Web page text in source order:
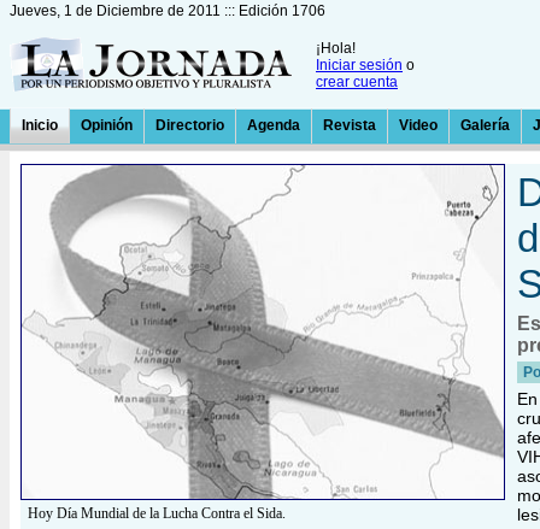
Jueves, 1 de Diciembre de 2011 ::: Edición 1706
¡Hola!
Iniciar sesión o
crear cuenta
Inicio Opinión Directorio Agenda Revista Video Galería
Hoy Día Mundial de la Lucha Contra el Sida.